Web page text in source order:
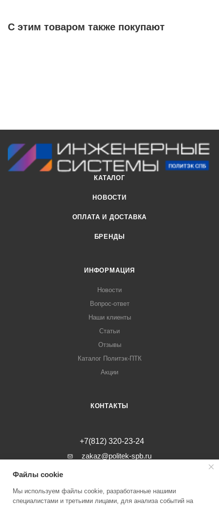
необходимости обогнуть угол или архитектурный выступ.
С этим товаром также покупают
КАТАЛОГ
НОВОСТИ
ОПЛАТА И ДОСТАВКА
БРЕНДЫ
ИНФОРМАЦИЯ
Новости
Вопрос-ответ
Наши клиенты
Статьи
Отзывы
Каталог Политэк-ПТК
Акции
КОНТАКТЫ
+7(812) 320-23-24
zakaz@politek-spb.ru
г. Санкт-Петербург, Минеральная ул, д.
Файлы cookie
Мы используем файлы cookie, разработанные нашими
специалистами и третьими лицами, для анализа событий на